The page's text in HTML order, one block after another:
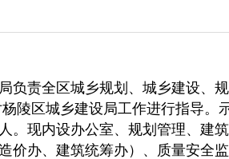
负责全区城乡规划、城乡建设、
陵区城乡建设局工作进行指导
。现内设办公室、规划管理、建
价办、建筑统筹办）、质量安全